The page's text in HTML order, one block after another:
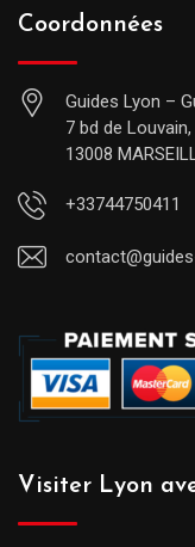
Coordonnées
Guides Lyon –
7 bd de Louvain,
13008
+33744750411
Visiter Lyon